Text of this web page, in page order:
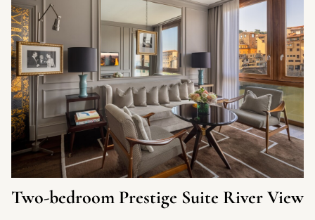
Two-bedroom Prestige Suite River View